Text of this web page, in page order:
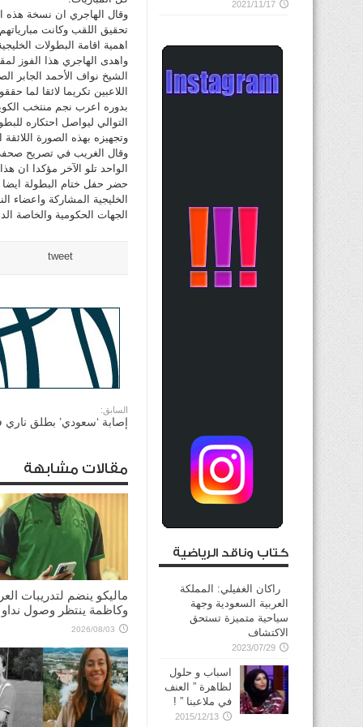
وقال الهاجري ان نسخة هذه
تحقيق اللقب وكانت
اهمية اقامة البطولات
واهدى الهاجري هذا الفوز
الشيخ نواف الأحمد الجابر
اللاعبين تكريما لائقا لما
بدوره اعرب نجم منتخب
التوالي ليواصل احتكاره
وتجهيزه بهذه الصورة
وقال الغريب في تصريح صحفي
الواحد تلو الآخر مؤكدا ان
حضر حفل ختام البطولة ايضا
الخليجية المشاركة واعضاء
الجهات الحكومية والخاصة
tweet
السابق:
إصابة ‘سعودي’ بطلق ناري
مقالات مشابهة
ماليكو ينضم لتدريبات
وكاظمة ينتظر وصول نداو
2026/08/03
2021/11/17
كتاب وناقد الرياضية
راكان الغفيلي: المملكة
العربية السعودية وجهة
سياحية متميزة تستحق
الاكتشاف
2023/07/29
اسباب و حلول
لظاهرة ” العنف
في ملاعبنا ” !
2015/12/13